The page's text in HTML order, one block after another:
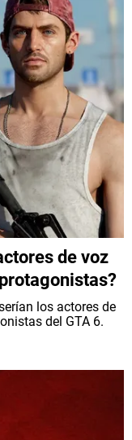
de voz
los actores de
del GTA 6.